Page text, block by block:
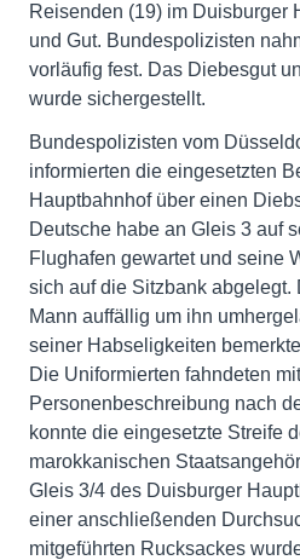
Reisenden (19) im Duisburger
und Gut. Bundespolizisten
vorläufig fest. Das Diebesgut
wurde sichergestellt.
Bundespolizisten vom
informierten die eingesetzten
Hauptbahnhof über einen
Deutsche habe an Gleis 3 auf
Flughafen gewartet und seine
sich auf die Sitzbank abgelegt.
Mann auffällig um ihn
seiner Habseligkeiten
Die Uniformierten fahndeten
Personenbeschreibung nach
konnte die eingesetzte Streife
marokkanischen
Gleis 3/4 des Duisburger
einer anschließenden
mitgeführten Rucksackes